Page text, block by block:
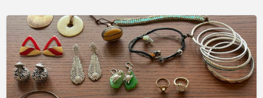
Donne
collection
de
bijoux